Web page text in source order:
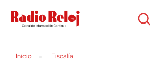
cerrar
Inicio Fiscalía